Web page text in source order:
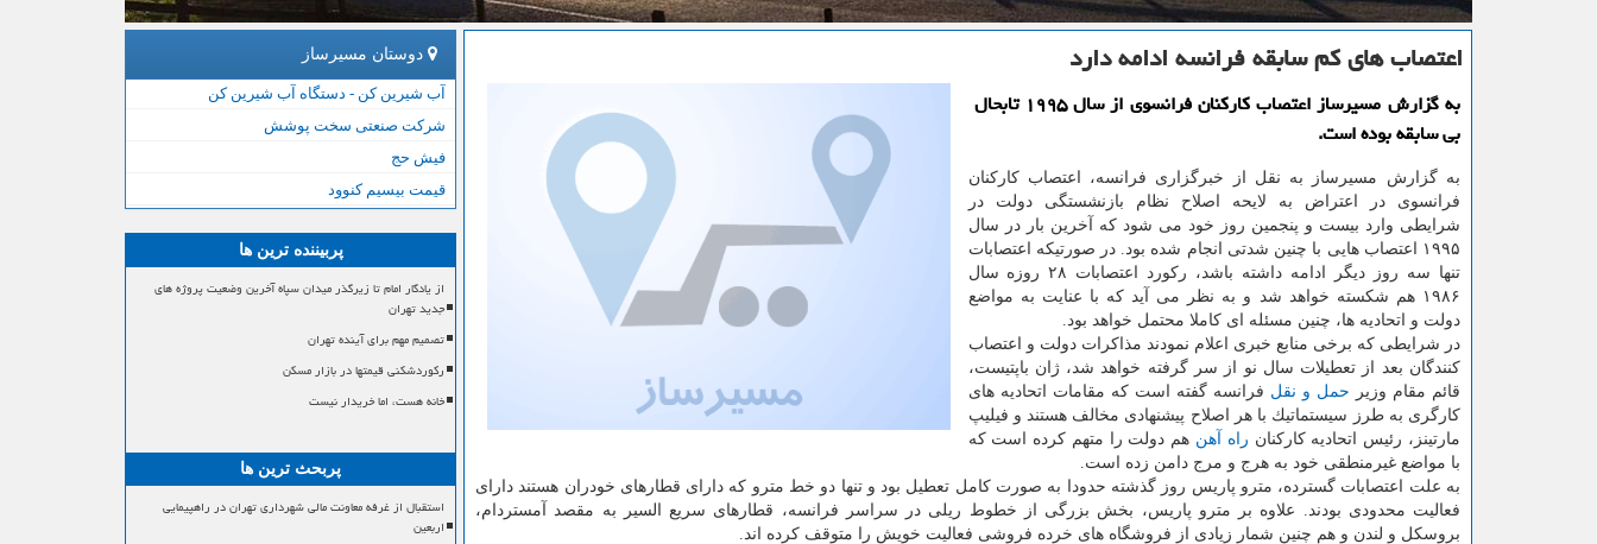
اعتصاب های كم سابقه فرانسه ادامه دارد
به گزارش مسیرساز اعتصاب كاركنان فرانسوی از سال ۱۹۹۵ تابحال
بی سابقه بوده است.
به گزارش مسیرساز به نقل از خبرگزاری فرانسه، اعتصاب كاركنان
فرانسوی در اعتراض به لایحه اصلاح نظام بازنشستگی دولت در
شرایطی وارد بیست و پنجمین روز خود می شود كه آخرین بار در سال
۱۹۹۵ اعتصاب هایی با چنین شدتی انجام شده بود. در صورتیكه اعتصابات
تنها سه روز دیگر ادامه داشته باشد، ركورد اعتصابات ۲۸ روزه سال
۱۹۸۶ هم شكسته خواهد شد و به نظر می آید كه با عنایت به مواضع
دولت و اتحادیه ها، چنین مسئله ای كاملا محتمل خواهد بود.
در شرایطی كه برخی منابع خبری اعلام نمودند مذاكرات دولت و اعتصاب
كنندگان بعد از تعطیلات سال نو از سر گرفته خواهد شد، ژان باپتیست،
قائم مقام وزیر حمل و نقل فرانسه گفته است كه مقامات اتحادیه های
كارگری به طرز سیستماتیك با هر اصلاح پیشنهادی مخالف هستند و فیلیپ
مارتینز، رئیس اتحادیه كاركنان راه آهن هم دولت را متهم كرده است كه
با مواضع غیرمنطقی خود به هرج و مرج دامن زده است.
به علت اعتصابات گسترده، مترو پاریس روز گذشته حدودا به صورت كامل تعطیل بود و تنها دو خط مترو كه دارای قطارهای خودران هستند دارای
فعالیت محدودی بودند. علاوه بر مترو پاریس، بخش بزرگی از خطوط ریلی در سراسر فرانسه، قطارهای سریع السیر به مقصد آمستردام،
بروسكل و لندن و هم چنین شمار زیادی از فروشگاه های خرده فروشی فعالیت خویش را متوقف كرده اند.
دوستان مسیرساز
آب شیرین کن - دستگاه آب شیرین کن
شرکت صنعتی سخت پوشش
فیش حج
قیمت بیسیم کنوود
پربیننده ترین ها
از یادگار امام تا زیرگذر میدان سپاه آخرین وضعیت پروژه های
جدید تهران
تصمیم مهم برای آینده تهران
رکوردشکنی قیمتها در بازار مسکن
خانه هست، اما خریدار نیست
پربحث ترین ها
استقبال از غرفه معاونت مالی شهرداری تهران در راهپیمایی
اربعین